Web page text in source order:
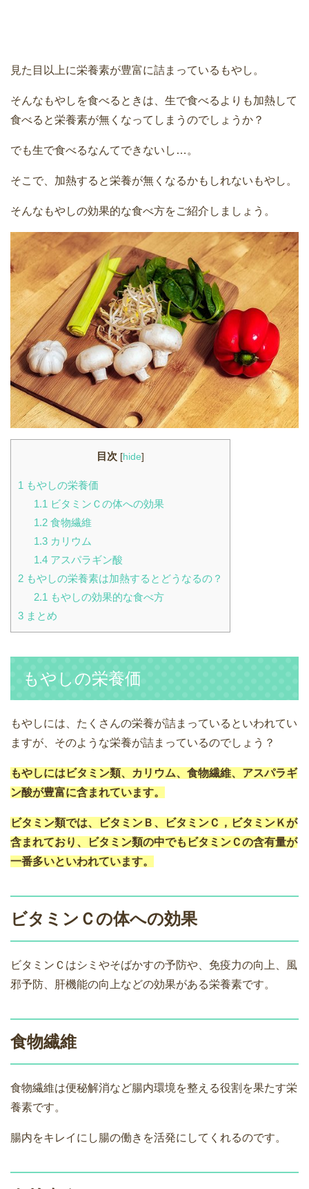
見た目以上に栄養素が豊富に詰まっているもやし。
そんなもやしを食べるときは、生で食べるよりも加熱して
食べると栄養素が無くなってしまうのでしょうか？
でも生で食べるなんてできないし…。
そこで、加熱すると栄養が無くなるかもしれないもやし。
そんなもやしの効果的な食べ方をご紹介しましょう。
目次 [hide]
1 もやしの栄養価
1.1ビタミンＣの体への効果
1.2食物繊維
1.3カリウム
1.4アスパラギン酸
2 もやしの栄養素は加熱するとどうなるの？
2.1もやしの効果的な食べ方
3 まとめ
もやしの栄養価
もやしには、たくさんの栄養が詰まっているといわれてい
ますが、そのような栄養が詰まっているのでしょう？
もやしにはビタミン類、カリウム、食物繊維、アスパラギ
ン酸が豊富に含まれています。
ビタミン類では、ビタミンＢ、ビタミンＣ，ビタミンＫが
含まれており、ビタミン類の中でもビタミンＣの含有量が
一番多いといわれています。
ビタミンＣの体への効果
ビタミンＣはシミやそばかすの予防や、免疫力の向上、風
邪予防、肝機能の向上などの効果がある栄養素です。
食物繊維
食物繊維は便秘解消など腸内環境を整える役割を果たす栄
養素です。
腸内をキレイにし腸の働きを活発にしてくれるのです。